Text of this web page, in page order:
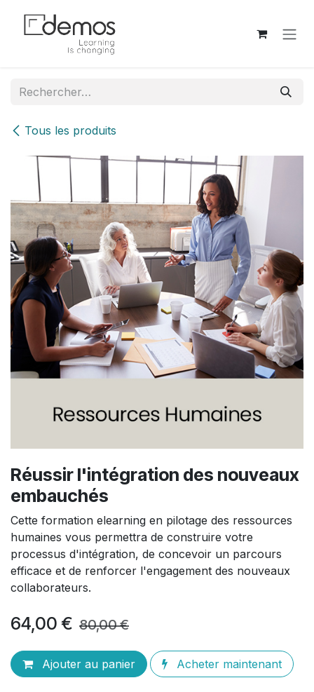
Tous les produits
Réussir l'intégration des nouveaux
embauchés
Cette formation elearning en pilotage des ressources
humaines vous permettra de construire votre
processus d'intégration, de concevoir un parcours
efficace et de renforcer l'engagement des nouveaux
collaborateurs.
64,00 € 80,00€
Ajouter au panier Acheter maintenant